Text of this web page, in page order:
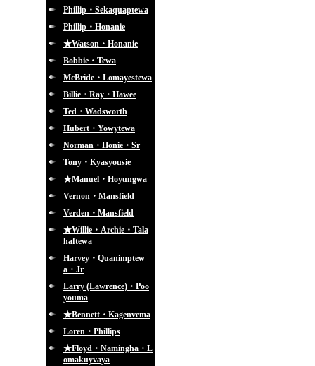
Phillip・Sekaquaptewa
Phillip・Honanie
★Watson・Honanie
Bobbie・Tewa
McBride・Lomayestewa
Billie・Ray・Hawee
Ted・Wadsworth
Hubert・Yowytewa
Norman・Honie・Sr
Tony・Kyasyousie
★Manuel・Hoyungwa
Vernon・Mansfield
Verden・Mansfield
★Willie・Archie・Tala
haftewa
Harvey・Quanimptew
a・Jr
Larry (Lawrence)・Poo
youma
★Bennett・Kagenvema
Loren・Phillips
★Floyd・Namingha・L
omakuyvaya